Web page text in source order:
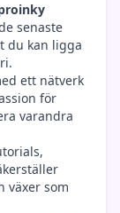
senaste
du kan ligga
ett nätverk
för
varandra
växer som